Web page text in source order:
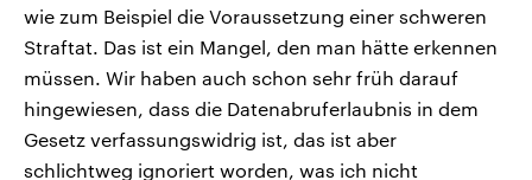
wie zum Beispiel die Voraussetzung einer schweren
Straftat. Das ist ein Mangel, den man hätte erkennen
müssen. Wir haben auch schon sehr früh darauf
hingewiesen, dass die Datenabruferlaubnis in dem
Gesetz verfassungswidrig ist, das ist aber
schlichtweg ignoriert worden, was ich nicht